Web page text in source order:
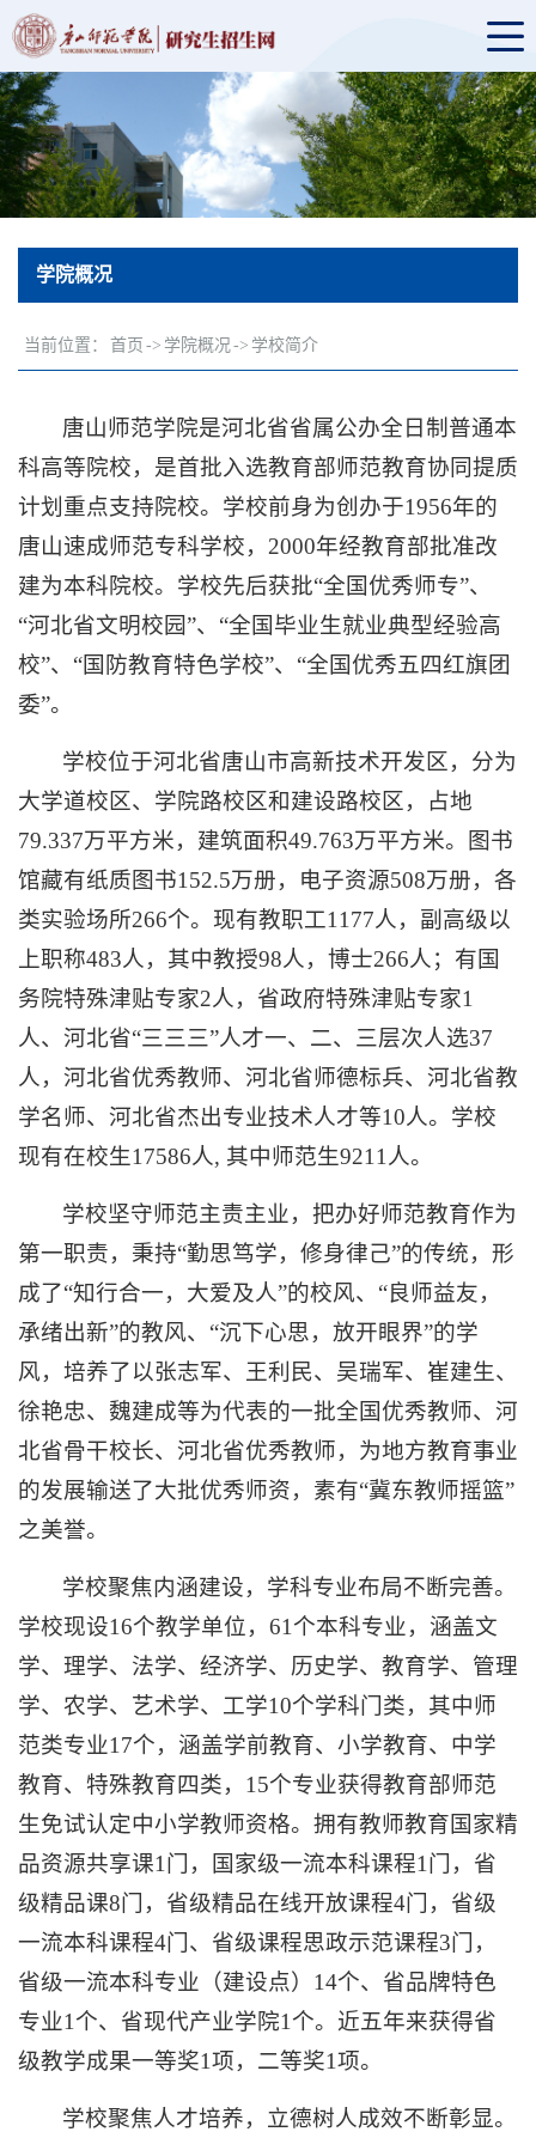
学院概况
当前位置： 首页 -> 学院概况-> 学校简介
唐山师范学院是河北省省属公办全日制普通本
科高等院校，是首批入选教育部师范教育协同提质
计划重点支持院校。学校前身为创办于1956年的
唐山速成师范专科学校，2000年经教育部批准改
建为本科院校。学校先后获批“全国优秀师专”、
“河北省文明校园”、“全国毕业生就业典型经验高
校”、“国防教育特色学校”、“全国优秀五四红旗团
委”。
学校位于河北省唐山市高新技术开发区，分为
大学道校区、学院路校区和建设路校区，占地
79.337万平方米，建筑面积49.763万平方米。图书
馆藏有纸质图书152.5万册，电子资源508万册，各
类实验场所266个。现有教职工1177人，副高级以
上职称483人，其中教授98人，博士266人；有国
务院特殊津贴专家2人，省政府特殊津贴专家1
人、河北省“三三三”人才一、二、三层次人选37
人，河北省优秀教师、河北省师德标兵、河北省教
学名师、河北省杰出专业技术人才等10人。学校
现有在校生17586人, 其中师范生9211人。
学校坚守师范主责主业，把办好师范教育作为
第一职责，秉持“勤思笃学，修身律己”的传统，形
成了“知行合一，大爱及人”的校风、“良师益友，
承绪出新”的教风、“沉下心思，放开眼界”的学
风，培养了以张志军、王利民、吴瑞军、崔建生、
徐艳忠、魏建成等为代表的一批全国优秀教师、河
北省骨干校长、河北省优秀教师，为地方教育事业
的发展输送了大批优秀师资，素有“冀东教师摇篮”
之美誉。
学校聚焦内涵建设，学科专业布局不断完善。
学校现设16个教学单位，61个本科专业，涵盖文
学、理学、法学、经济学、历史学、教育学、管理
学、农学、艺术学、工学10个学科门类，其中师
范类专业17个，涵盖学前教育、小学教育、中学
教育、特殊教育四类，15个专业获得教育部师范
生免试认定中小学教师资格。拥有教师教育国家精
品资源共享课1门，国家级一流本科课程1门，省
级精品课8门，省级精品在线开放课程4门，省级
一流本科课程4门、省级课程思政示范课程3门，
省级一流本科专业（建设点）14个、省品牌特色
专业1个、省现代产业学院1个。近五年来获得省
级教学成果一等奖1项，二等奖1项。
学校聚焦人才培养，立德树人成效不断彰显。